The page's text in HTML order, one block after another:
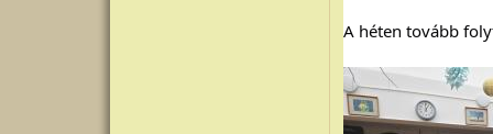
A héten tovább